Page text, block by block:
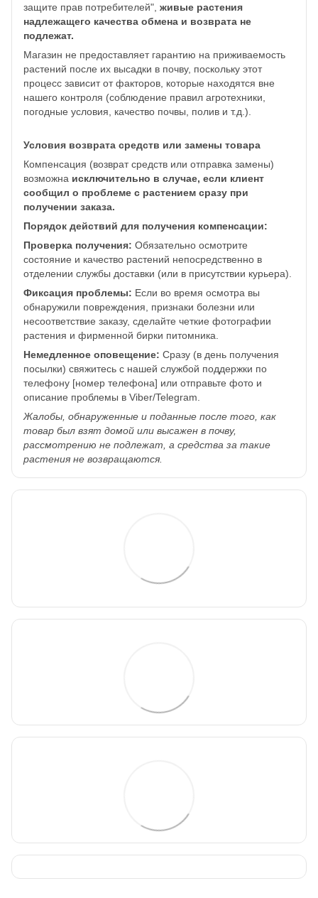
защите прав потребителей", живые растения
надлежащего качества обмена и возврата не
подлежат.
Магазин не предоставляет гарантию на приживаемость
растений после их высадки в почву, поскольку этот
процесс зависит от факторов, которые находятся вне
нашего контроля (соблюдение правил агротехники,
погодные условия, качество почвы, полив и т.д.).
Условия возврата средств или замены товара
Компенсация (возврат средств или отправка замены)
возможна исключительно в случае, если клиент
сообщил о проблеме с растением сразу при
получении заказа.
Порядок действий для получения компенсации:
Проверка получения: Обязательно осмотрите
состояние и качество растений непосредственно в
отделении службы доставки (или в присутствии курьера).
Фиксация проблемы: Если во время осмотра вы
обнаружили повреждения, признаки болезни или
несоответствие заказу, сделайте четкие фотографии
растения и фирменной бирки питомника.
Немедленное оповещение: Сразу (в день получения
посылки) свяжитесь с нашей службой поддержки по
телефону [номер телефона] или отправьте фото и
описание проблемы в Viber/Telegram.
Жалобы, обнаруженные и поданные после того, как
товар был взят домой или высажен в почву,
рассмотрению не подлежат, а средства за такие
растения не возвращаются.